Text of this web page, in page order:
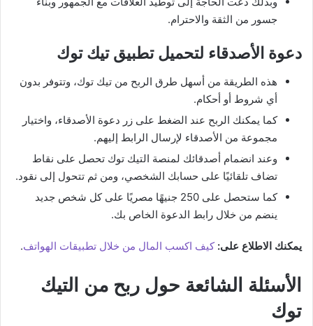
جسور من الثقة والاحترام.
دعوة الأصدقاء لتحميل تطبيق تيك توك
هذه الطريقة من أسهل طرق الربح من تيك توك، وتتوفر بدون
أي شروط أو أحكام.
كما يمكنك الربح عند الضغط على زر دعوة الأصدقاء، واختيار
مجموعة من الأصدقاء لإرسال الرابط إليهم.
وعند انضمام أصدقائك لمنصة التيك توك تحصل على نقاط
تضاف تلقائيًا على حسابك الشخصي، ومن ثم تتحول إلى نقود.
كما ستحصل على 250 جنيهًا مصريًا على كل شخص جديد
ينضم من خلال رابط الدعوة الخاص بك.
يمكنك الاطلاع على: كيف اكسب المال من خلال تطبيقات الهواتف.
الأسئلة الشائعة حول ربح من التيك
توك